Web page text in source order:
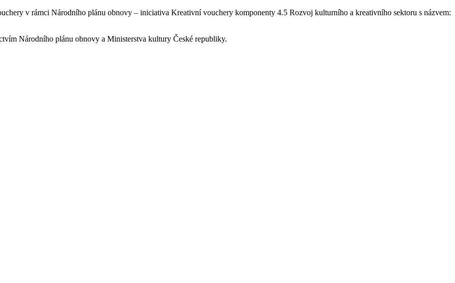
v rámci Národního plánu obnovy – iniciativa Kreativní vouchery komponenty 4.5 Rozvoj kulturního a kreativního sektoru s názvem:
Národního plánu obnovy a Ministerstva kultury České republiky.